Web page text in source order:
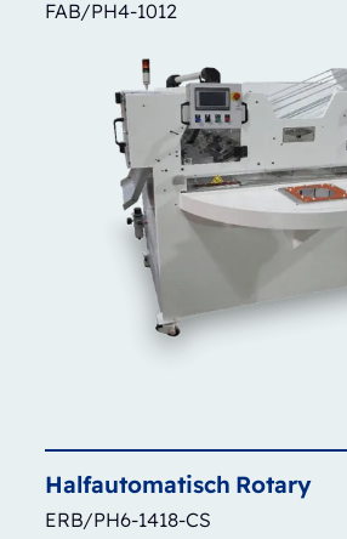
FAB/PH4-1012
Halfautomatisch Rotary
ERB/PH6-1418-CS